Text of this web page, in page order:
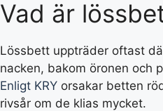
Vad är
Lössbett uppträder oftast
nacken, bakom öronen och
Enligt KRY orsakar betten
rivsår om de klias mycket.